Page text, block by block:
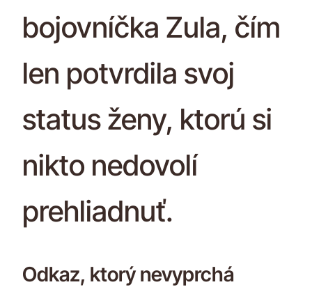
bojovníčka Zula, čím
len potvrdila svoj
status ženy, ktorú si
nikto nedovolí
prehliadnuť.
Odkaz, ktorý nevyprchá